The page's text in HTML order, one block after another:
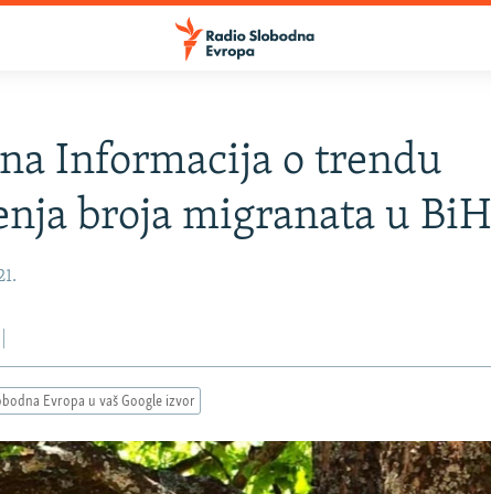
Informacija o trendu
broja migranata u BiH
Evropa u vaš Google izvor